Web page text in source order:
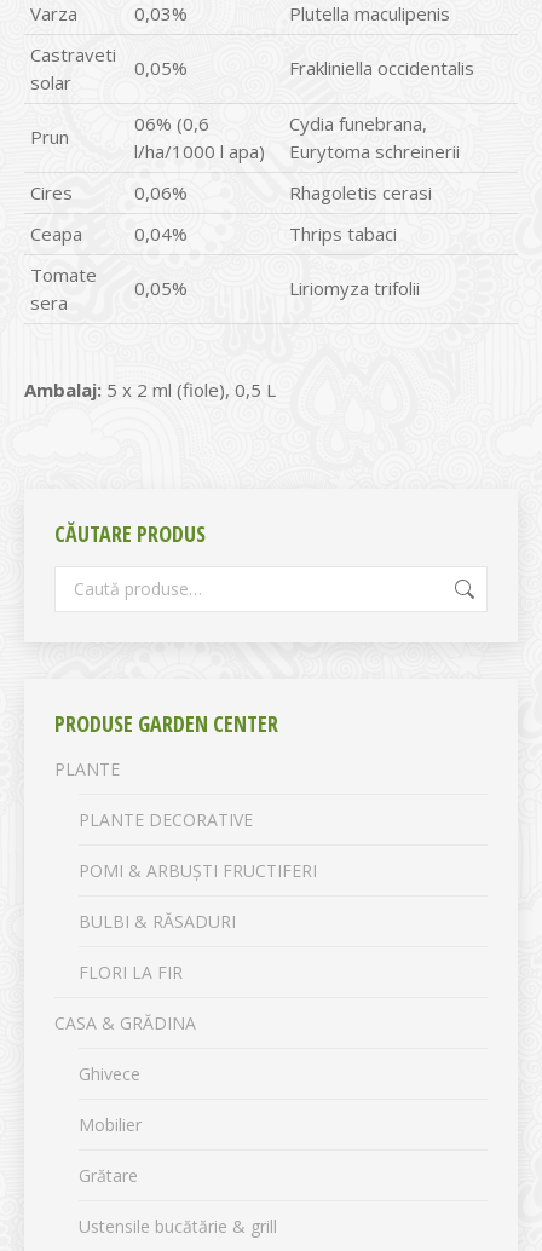
Varza 0,03%
Plutella maculipenis
Castraveti
solar
0,05% Frakliniella occidentalis
Prun
06% (0,6
l/ha/1000 l apa)
Cydia funebrana,
Eurytoma schreinerii
Cires
0,06%
Rhagoletis cerasi
Ceapa
0,04%
Thrips tabaci
Tomate
sera
0,05% Liriomyza trifolii
Ambalaj: 5 x 2 ml (fiole), 0,5 L
CĂUTARE PRODUS
PRODUSE GARDEN CENTER
PLANTE
PLANTE DECORATIVE
POMI & ARBUȘTI FRUCTIFERI
BULBI & RĂSADURI
FLORI LA FIR
CASA & GRĂDINA
Ghivece
Mobilier
Grătare
Ustensile bucătărie & grill